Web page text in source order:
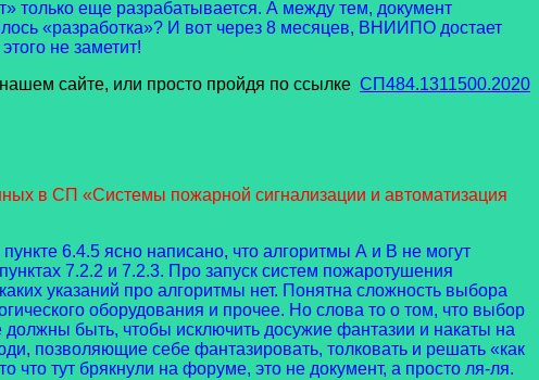
только еще разрабатывается. А между тем, документ
«разработка»? И вот через 8 месяцев, ВНИИПО достает
не заметит!
сайте, или просто пройдя по ссылке СП484.1311500.2020
в СП «Системы пожарной сигнализации и автоматизация
6.4.5 ясно написано, что алгоритмы А и В не могут
7.2.2 и 7.2.3. Про запуск систем пожаротушения
указаний про алгоритмы нет. Понятна сложность выбора
оборудования и прочее. Но слова то о том, что выбор
быть, чтобы исключить досужие фантазии и накаты на
позволяющие себе фантазировать, толковать и решать «как
тут брякнули на форуме, это не документ, а просто ля-ля.